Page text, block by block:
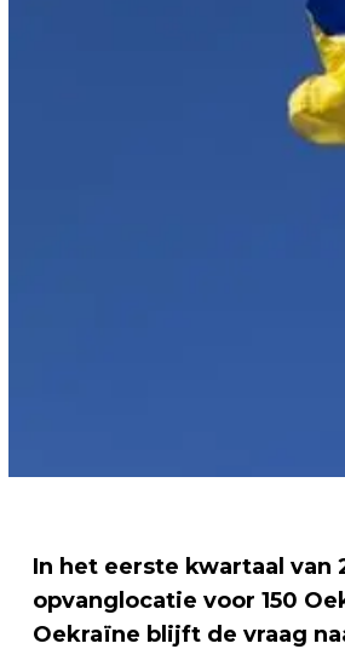
In het eerste kwartaal van
opvanglocatie voor 150
Oekraïne blijft de vraag